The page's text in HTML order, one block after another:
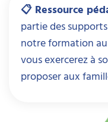
📋 Ressource
partie des
notre formation
vous exercerez à
proposer aux